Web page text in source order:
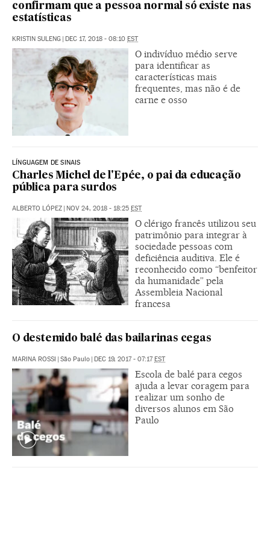
confirmam que a pessoa normal só existe nas
estatísticas
KRISTIN SULENG | DEC 17, 2018 - 08:10 EST
O indivíduo médio serve
para identificar as
características mais
frequentes, mas não é de
carne e osso
LÍNGUAGEM DE SINAIS
Charles Michel de l'Epée, o pai da educação
pública para surdos
ALBERTO LÓPEZ | NOV 24, 2018 - 18:25 EST
O clérigo francês utilizou seu
patrimônio para integrar à
sociedade pessoas com
deficiência auditiva. Ele é
reconhecido como “benfeitor
da humanidade” pela
Assembleia Nacional
francesa
O destemido balé das bailarinas cegas
MARINA ROSSI | São Paulo | DEC 19, 2017 - 07:17EST
Escola de balé para cegos
ajuda a levar coragem para
realizar um sonho de
diversos alunos em São
Paulo